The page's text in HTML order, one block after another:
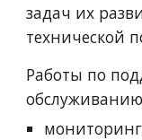
задач их
технической
Работы по